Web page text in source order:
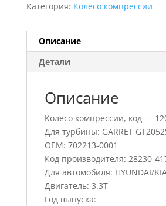
Категория: Колесо компрессии
Описание
Детали
Описание
Колесо компрессии, код —
Для турбины: GARRET
OEM: 702213-0001
Код производителя: 28230-
Для автомобиля: HYUNDAI/
Двигатель: 3.3T
Год выпуска: